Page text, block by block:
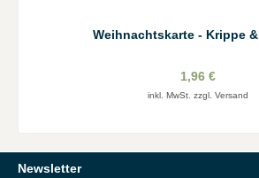
Weihnachtskarte - Krippe
1,96 €
inkl. MwSt. zzgl. Versand
Newsletter